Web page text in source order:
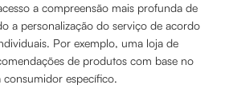
a compreensão mais profunda de
a personalização do serviço de acordo
Por exemplo, uma loja de
de produtos com base no
específico.